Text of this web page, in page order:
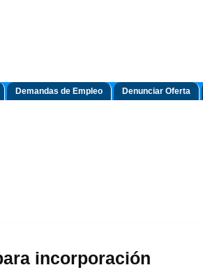
Demandas de Empleo Denunciar Oferta
incorporación